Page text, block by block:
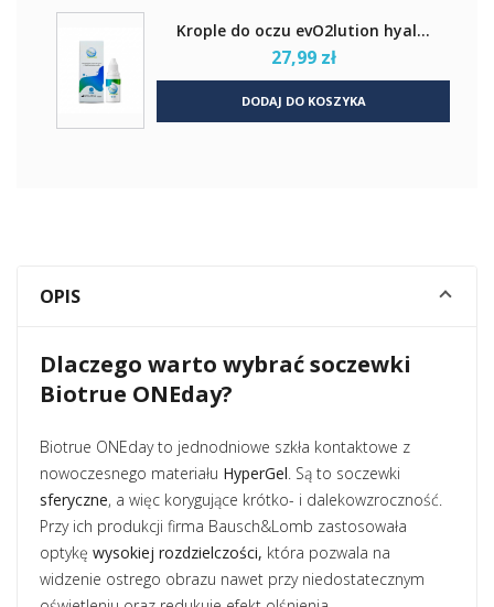
Krople do oczu evO2lution hyal...
27,99 zł
DODAJ DO KOSZYKA
OPIS
Dlaczego warto wybrać soczewki
Biotrue ONEday?
Biotrue ONEday to jednodniowe szkła kontaktowe z
nowoczesnego materiału HyperGel. Są to soczewki
sferyczne, a więc korygujące krótko- i dalekowzroczność.
Przy ich produkcji firma Bausch&Lomb zastosowała
optykę wysokiej rozdzielczości, która pozwala na
widzenie ostrego obrazu nawet przy niedostatecznym